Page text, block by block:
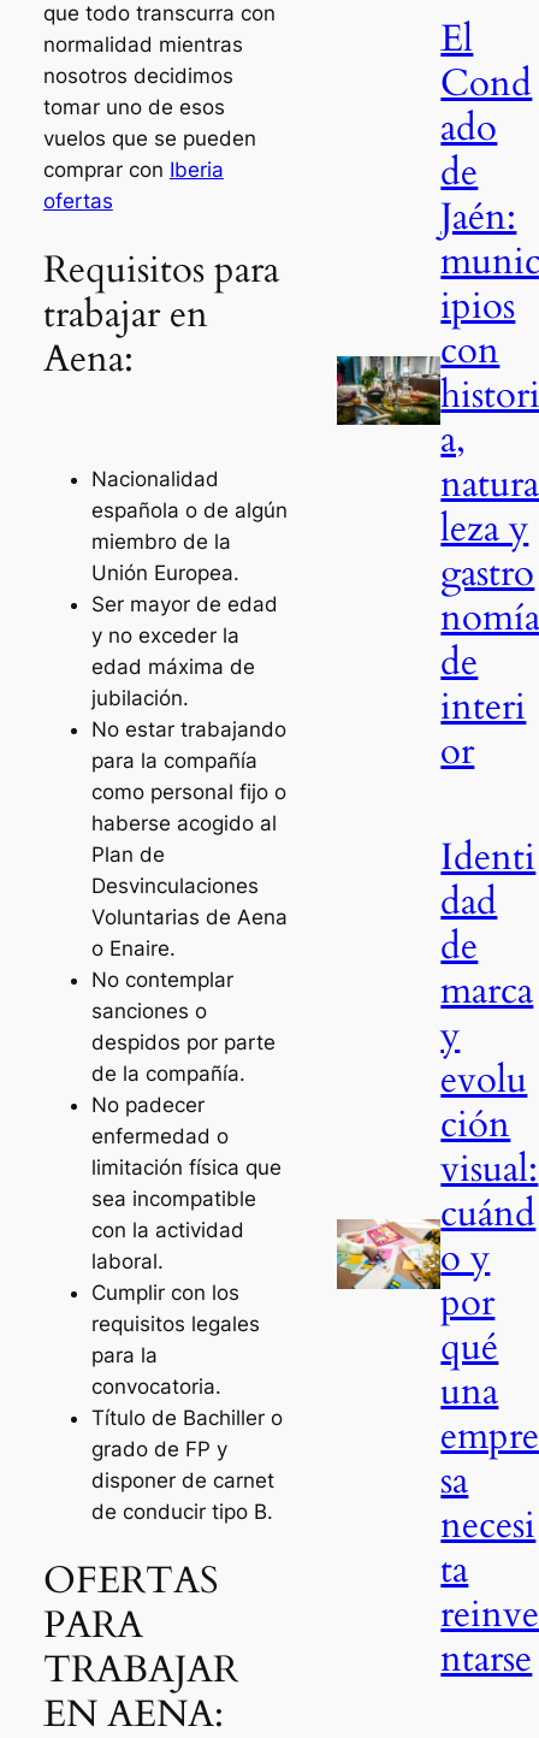
que todo transcurra con
normalidad mientras
nosotros decidimos
tomar uno de esos
vuelos que se pueden
comprar con Iberia
ofertas
Requisitos para
trabajar en
Aena:
Nacionalidad
española o de algún
miembro de la
Unión Europea.
Ser mayor de edad
y no exceder la
edad máxima de
jubilación.
No estar trabajando
para la compañía
como personal fijo o
haberse acogido al
Plan de
Desvinculaciones
Voluntarias de Aena
o Enaire.
No contemplar
sanciones o
despidos por parte
de la compañía.
No padecer
enfermedad o
limitación física que
sea incompatible
con la actividad
laboral.
Cumplir con los
requisitos legales
para la
convocatoria.
Título de Bachiller o
grado de FP y
disponer de carnet
de conducir tipo B.
OFERTAS
PARA
TRABAJAR
EN AENA:
El
Cond
ado
de
Jaén:
ipios
con
a,
natura
leza y
gastro
de
interi
or
Identi
dad
de
marca
y
evolu
ción
visual:
cuánd
o y
por
qué
una
empre
sa
necesi
ta
reinve
ntarse